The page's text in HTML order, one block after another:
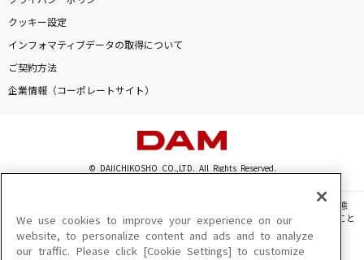
Vaundy
ライカ
DAMの新曲・ランキングなど
クッキー設定
インフォマティブデータの取得について
ご契約方法
企業情報（コーポレートサイト）
© DAIICHIKOSHO CO.,LTD. All Rights Reserved.
このサイトに掲載されている一切の文章・画像・写真・動画・音声等を、手段や形態
を問わず、著作権法の定める範囲を超えて無断で複製、転載、ファイル化などすること
を禁じます。
楽曲及びコンテンツは、機種によりご利用いただけない場合があります。
We use cookies to improve your experience on our
website, to personalize content and ads and to analyze
our traffic. Please click [Cookie Settings] to customize